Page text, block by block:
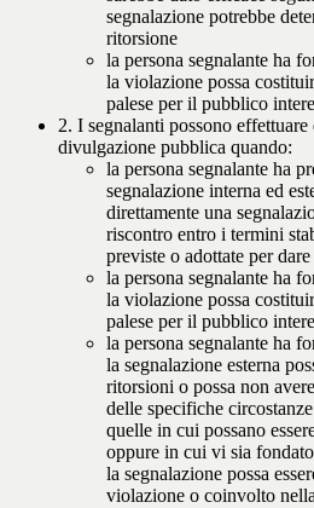
segnalazione potrebbe
ritorsione
la persona segnalante ha
la violazione possa
palese per il pubblico
2. I segnalanti possono effettuare
divulgazione pubblica quando:
la persona segnalante ha
segnalazione interna ed
direttamente una
riscontro entro i termini
previste o adottate per
la persona segnalante ha
la violazione possa
palese per il pubblico
la persona segnalante ha
la segnalazione esterna
ritorsioni o possa non
delle specifiche
quelle in cui possano
oppure in cui vi sia
la segnalazione possa
violazione o coinvolto